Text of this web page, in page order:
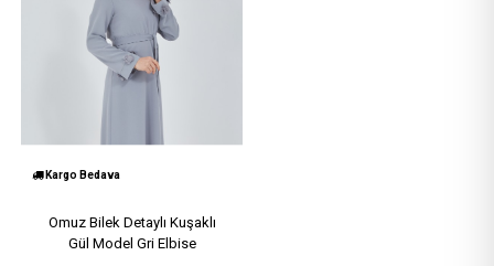
Kargo Bedava
Omuz Bilek Detaylı Kuşaklı
Gül Model Gri Elbise